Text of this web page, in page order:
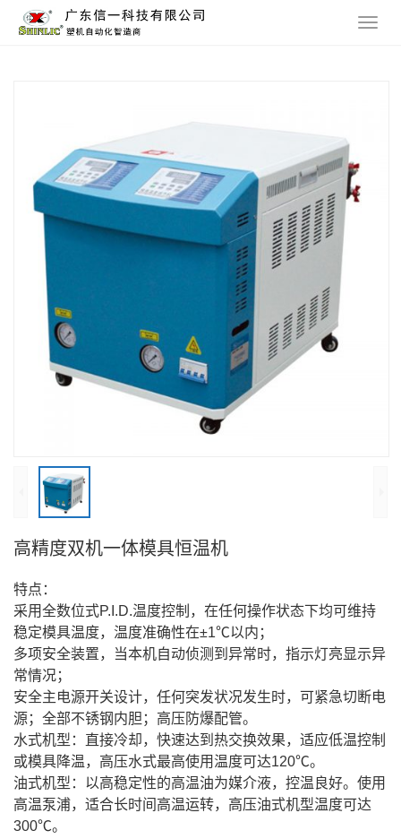
高精度双机一体模具恒温机
特点：
采用全数位式P.I.D.温度控制，在任何操作状态下均可维持
稳定模具温度，温度准确性在±1℃以内；
多项安全装置，当本机自动侦测到异常时，指示灯亮显示异
常情况；
安全主电源开关设计，任何突发状况发生时，可紧急切断电
源；全部不锈钢内胆；高压防爆配管。
水式机型：直接冷却，快速达到热交换效果，适应低温控制
或模具降温，高压水式最高使用温度可达120℃。
油式机型：以高稳定性的高温油为媒介液，控温良好。使用
高温泵浦，适合长时间高温运转，高压油式机型温度可达
300℃。